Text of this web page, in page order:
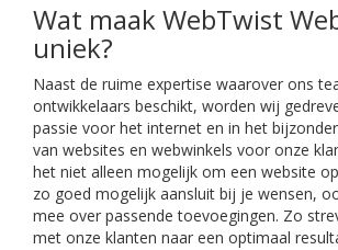
Wat maak WebTwist
uniek?
Naast de ruime expertise waarover ons
ontwikkelaars beschikt, worden wij
passie voor het internet en in het
van websites en webwinkels voor onze
het niet alleen mogelijk om een website
zo goed mogelijk aansluit bij je wensen,
mee over passende toevoegingen. Zo
met onze klanten naar een optimaal